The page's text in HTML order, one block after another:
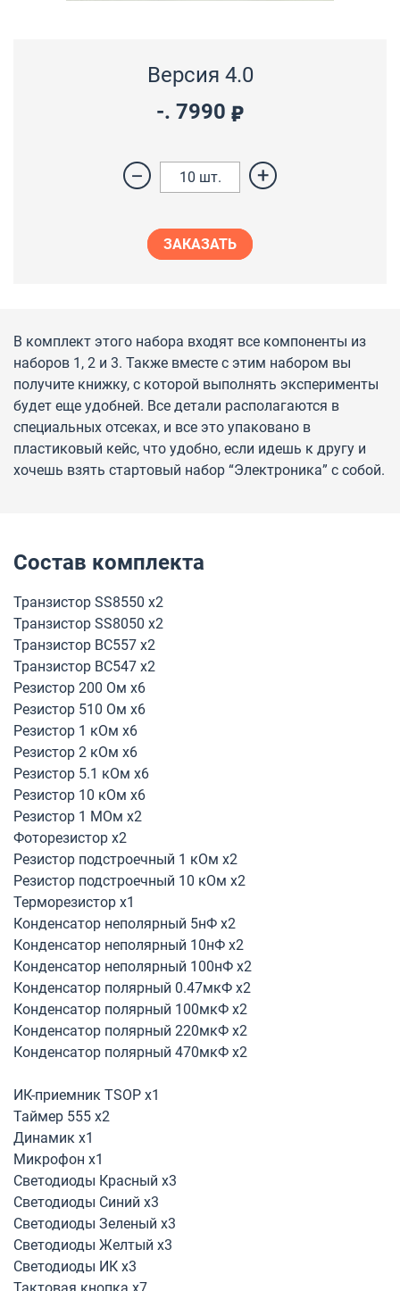
Версия 4.0
-. 7990
10 шт.
ЗАКАЗАТЬ
В комплект этого набора входят все компоненты из
наборов 1, 2 и 3. Также вместе с этим набором вы
получите книжку, с которой выполнять эксперименты
будет еще удобней. Все детали располагаются в
специальных отсеках, и все это упаковано в
пластиковый кейс, что удобно, если идешь к другу и
хочешь взять стартовый набор “Электроника” с собой.
Состав комплекта
Транзистор SS8550 х2
Транзистор SS8050 х2
Транзистор BC557 х2
Транзистор BC547 х2
Резистор 200 Ом х6
Резистор 510 Ом х6
Резистор 1 кОм х6
Резистор 2 кОм х6
Резистор 5.1 кОм х6
Резистор 10 кОм х6
Резистор 1 МОм х2
Фоторезистор х2
Резистор подстроечный 1 кОм х2
Резистор подстроечный 10 кОм х2
Терморезистор х1
Конденсатор неполярный 5нФ х2
Конденсатор неполярный 10нФ х2
Конденсатор неполярный 100нФ х2
Конденсатор полярный 0.47мкФ х2
Конденсатор полярный 100мкФ х2
Конденсатор полярный 220мкФ х2
Конденсатор полярный 470мкФ х2
ИК-приемник TSOP х1
Таймер 555 х2
Динамик х1
Микрофон х1
Светодиоды Красный х3
Светодиоды Синий х3
Светодиоды Зеленый х3
Светодиоды Желтый х3
Светодиоды ИК х3